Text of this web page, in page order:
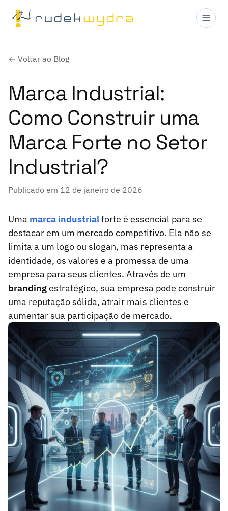
← Voltar ao Blog
Marca Industrial:
Como Construir uma
Marca Forte no Setor
Industrial?
Publicado em 12 de janeiro de 2026
Uma marca industrialforte é essencial para se
destacar em um mercado competitivo. Ela não se
limita a um logo ou slogan, mas representa a
identidade, os valores e a promessa de uma
empresa para seus clientes. Através de um
brandingestratégico, sua empresa pode construir
uma reputação sólida, atrair mais clientes e
aumentar sua participação de mercado.